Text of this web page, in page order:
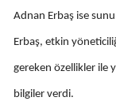
Adnan Erbaş ise
Erbaş, etkin
gereken özellikler ile
bilgiler verdi.